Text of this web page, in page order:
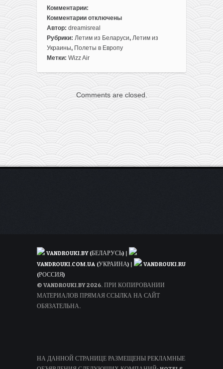
Комментарии:
Комментарии
к
записи
Прага
и
одном
путешествии
из
Беларуси
отключены
Автор: dreamisreal
Рубрики: Летим из Беларуси, Летим из
Украины, Полеты в Европу
Метки: Wizz Air
Comments are closed.
VANDROUKI.BY (БЕЛАРУСЬ) |
VANDROUKI.COM.UA (УКРАИНА) |
VANDROUKI.RU
(РОССИЯ)
© VANDROUKI.BY 2026. ПРИ КОПИРОВАНИИ
МАТЕРИАЛОВ ПРЯМАЯ ССЫЛКА НА САЙТ
ОБЯЗАТЕЛЬНА.
НА ДАННОЙ СТРАНИЦЕ РАЗМЕЩЕНЫ РЕКЛАМНЫЕ